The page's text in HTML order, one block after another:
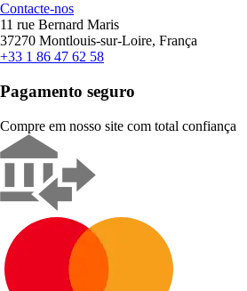
Contacte-nos
11 rue Bernard Maris
37270 Montlouis-sur-Loire, França
+33 1 86 47 62 58
Pagamento seguro
Compre em nosso site com total confiança